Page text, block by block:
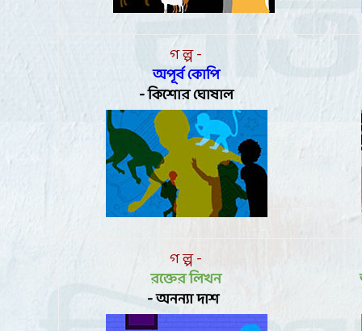
গ ল্প -
অপূর্ব কোপি
-কিশোর ঘোষাল
গ ল্প -
রক্তের লিখন
- অনন্যা দাশ